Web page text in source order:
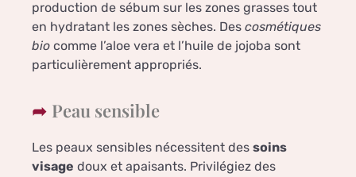
production de sébum sur les zones grasses tout
en hydratant les zones sèches. Des cosmétiques
bio comme l’aloe vera et l’huile de jojoba sont
particulièrement appropriés.
Peau sensible
Les peaux sensibles nécessitent des soins
visage doux et apaisants. Privilégiez des